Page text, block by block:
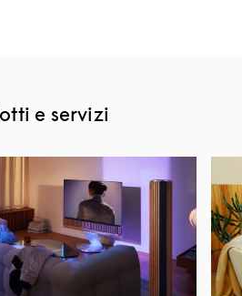
e servizi